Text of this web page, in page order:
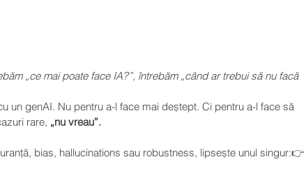
„ce mai poate face IA?”, întrebăm „când ar trebui să nu facă
un genAI. Nu pentru a-l face mai deștept. Ci pentru a-l face să
rare, „nu vreau”.
bias, hallucinations sau robustness, lipsește unul singur:👉